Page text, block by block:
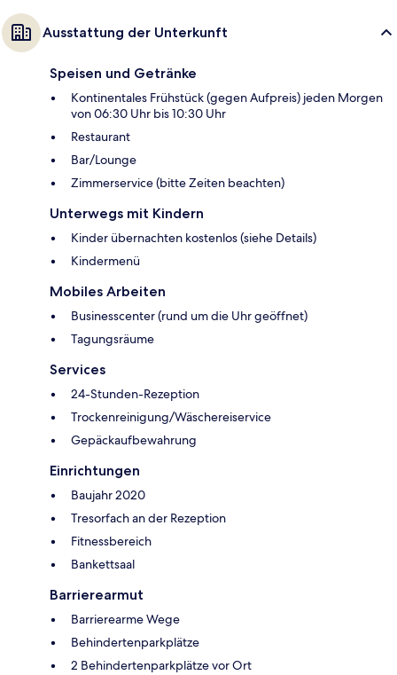
Ausstattung der Unterkunft
Speisen und Getränke
Kontinentales Frühstück (gegen Aufpreis) jeden Morgen
von 06:30 Uhr bis 10:30 Uhr
Restaurant
Bar/Lounge
Zimmerservice (bitte Zeiten beachten)
Unterwegs mit Kindern
Kinder übernachten kostenlos (siehe Details)
Kindermenü
Mobiles Arbeiten
Businesscenter (rund um die Uhr geöffnet)
Tagungsräume
Services
24-Stunden-Rezeption
Trockenreinigung/Wäschereiservice
Gepäckaufbewahrung
Einrichtungen
Baujahr 2020
Tresorfach an der Rezeption
Fitnessbereich
Bankettsaal
Barrierearmut
Barrierearme Wege
Behindertenparkplätze
2 Behindertenparkplätze vor Ort